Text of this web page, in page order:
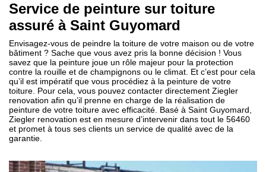
Service de peinture sur toiture
assuré à Saint Guyomard
Envisagez-vous de peindre la toiture de votre maison ou de votre
bâtiment ? Sache que vous avez pris la bonne décision ! Vous
savez que la peinture joue un rôle majeur pour la protection
contre la rouille et de champignons ou le climat. Et c’est pour cela
qu’il est impératif que vous procédiez à la peinture de votre
toiture. Pour cela, vous pouvez contacter directement Ziegler
renovation afin qu’il prenne en charge de la réalisation de
peinture de votre toiture avec efficacité. Basé à Saint Guyomard,
Ziegler renovation est en mesure d’intervenir dans tout le 56460
et promet à tous ses clients un service de qualité avec de la
garantie.